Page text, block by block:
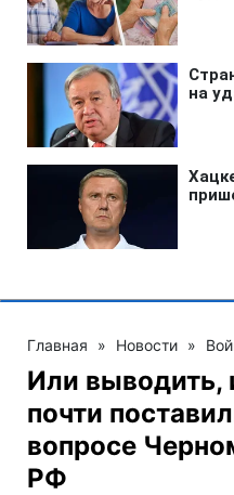
Главная » Новости »
Или выводить,
почти
вопросе
РФ